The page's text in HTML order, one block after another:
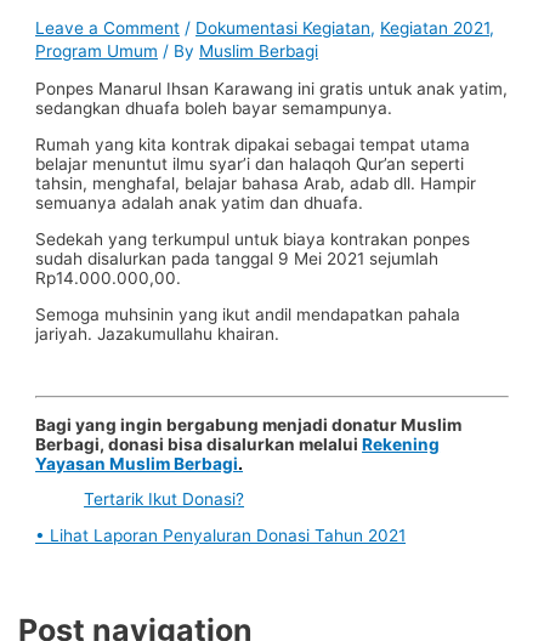
Leave a Comment / Dokumentasi Kegiatan, Kegiatan 2021,
Program Umum / By Muslim Berbagi
Ponpes Manarul Ihsan Karawang ini gratis untuk anak yatim,
sedangkan dhuafa boleh bayar semampunya.
Rumah yang kita kontrak dipakai sebagai tempat utama
belajar menuntut ilmu syar’i dan halaqoh Qur’an seperti
tahsin, menghafal, belajar bahasa Arab, adab dll. Hampir
semuanya adalah anak yatim dan dhuafa.
Sedekah yang terkumpul untuk biaya kontrakan ponpes
sudah disalurkan pada tanggal 9 Mei 2021 sejumlah
Rp14.000.000,00.
Semoga muhsinin yang ikut andil mendapatkan pahala
jariyah. Jazakumullahu khairan.
Bagi yang ingin bergabung menjadi donatur Muslim
Berbagi, donasi bisa disalurkan melaluiRekening
Yayasan Muslim Berbagi.
Tertarik Ikut Donasi?
• Lihat Laporan Penyaluran Donasi Tahun 2021
Post navigation